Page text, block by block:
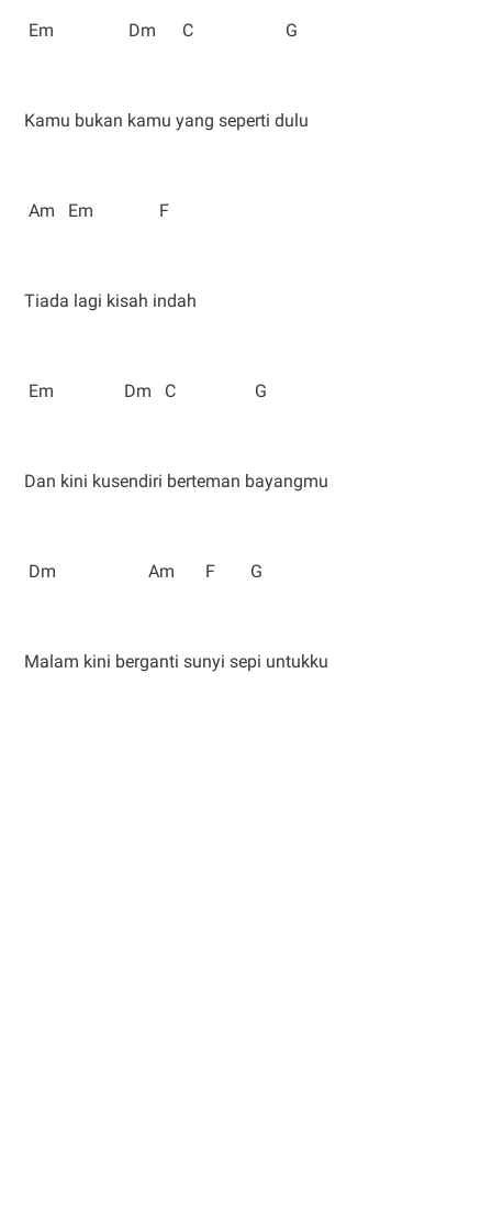
Em Dm C G
Kamu bukan kamu yang seperti dulu
Am Em F
Tiada lagi kisah indah
Em Dm C G
Dan kini kusendiri berteman bayangmu
Dm Am F G
Malam kini berganti sunyi sepi untukku